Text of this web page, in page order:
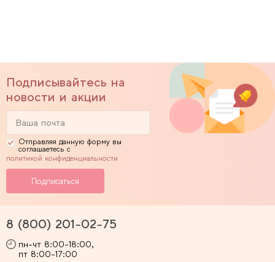
Подписывайтесь на
новости и акции
Отправляя данную форму вы
соглашаетесь с
политикой конфиденциальности
8 (800) 201-02-75
пн-чт 8:00-18:00,
пт 8:00-17:00